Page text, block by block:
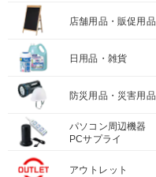
店舗用品・販促用品
日用品・雑貨
防災用品・災害用品
パソコン周辺機器
PCサプライ
アウトレット